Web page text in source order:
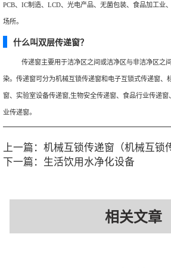
PCB、IC制造、LCD、光电产品、无菌包装、食品加工业
场所。
什么叫双层传递窗？
传递窗主要用于洁净区之间或洁净区与非洁净区之
染。传递窗可分为机械互锁传递窗和电子互锁式传递窗、
窗、实验室设备传递窗,生物安全传递窗、食品行业传递
业传递窗。
上一篇： 机械互锁传递窗（机械互锁
下一篇： 生活饮用水净化设备
相关文章